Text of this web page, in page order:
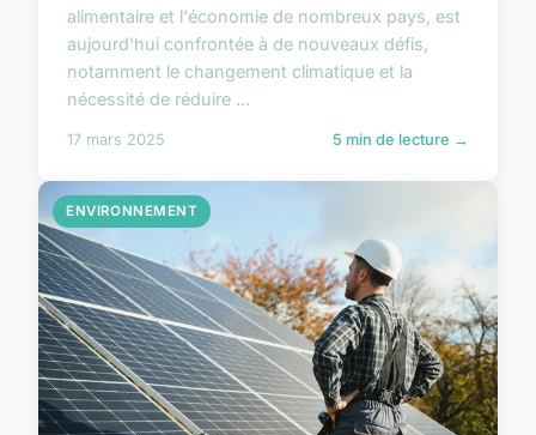
alimentaire et l'économie de nombreux pays, est
aujourd'hui confrontée à de nouveaux défis,
notamment le changement climatique et la
nécessité de réduire ...
17 mars 2025 5 min de lecture →
ENVIRONNEMENT